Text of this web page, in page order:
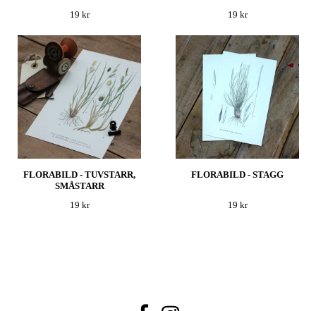
19 kr 19 kr
FLORABILD - TUVSTARR,
SMÅSTARR
19 kr
FLORABILD - STAGG
19 kr